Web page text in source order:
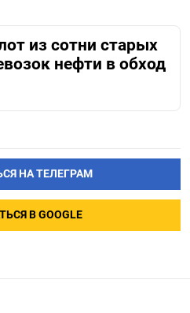
из сотни старых
нефти в обход
НА ТЕЛЕГРАМ
В GOOGLE